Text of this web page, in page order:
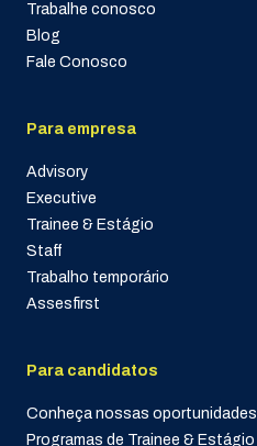
Trabalhe conosco
Blog
Fale Conosco
Para empresa
Advisory
Executive
Trainee & Estágio
Staff
Trabalho temporário
Assesfirst
Para candidatos
Conheça nossas oportunidades
Programas de Trainee & Estágio